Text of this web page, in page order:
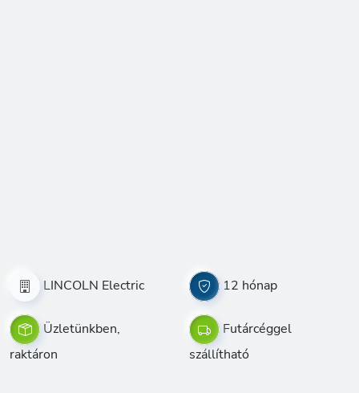
LINCOLN Electric 12 hónap
Üzletünkben,
raktáron
Futárcéggel
szállítható